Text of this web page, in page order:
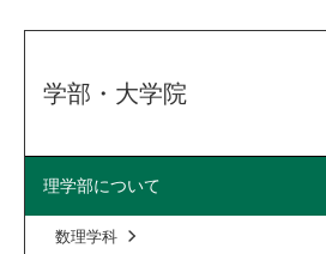
学部・大学院
理学部について
数理学科